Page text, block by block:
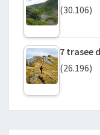
(30.106)
7 trasee
(26.196)